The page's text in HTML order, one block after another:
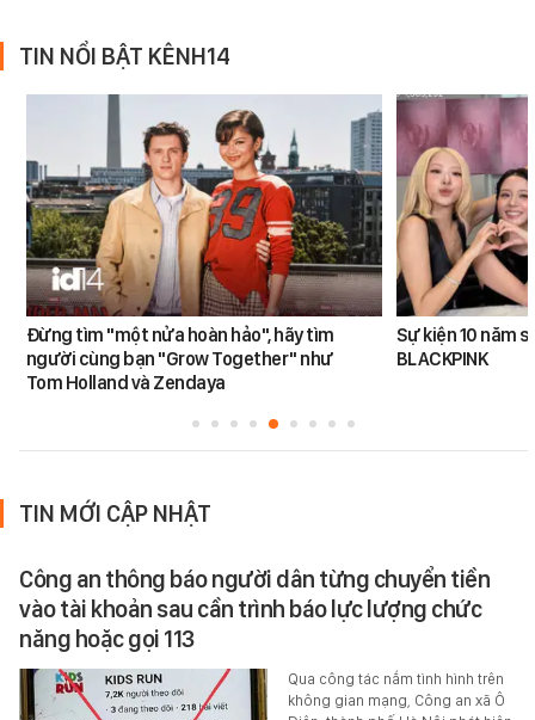
TIN NỔI BẬT KÊNH14
Đừng tìm "một nửa hoàn hảo", hãy tìm
người cùng bạn "Grow Together" như
Tom Holland và Zendaya
Sự kiện 10 năm
BLACKPINK
TIN MỚI CẬP NHẬT
Công an thông báo người dân từng chuyển tiền
vào tài khoản sau cần trình báo lực lượng chức
năng hoặc gọi 113
Qua công tác nắm tình hình trên
không gian mạng, Công an xã Ô